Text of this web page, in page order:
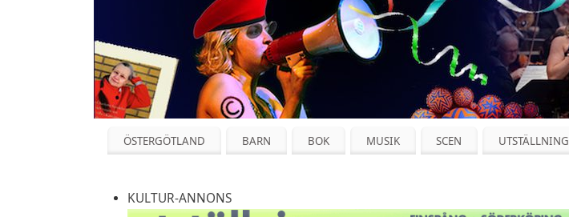
ÖSTERGÖTLAND BARN BOK MUSIK SCEN UTSTÄLLNING
KULTUR-ANNONS